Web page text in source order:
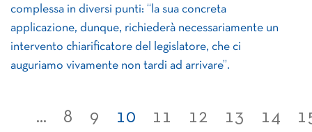
complessa in diversi punti: “la sua concreta
applicazione, dunque, richiederà necessariamente un
intervento chiarificatore del legislatore, che ci
auguriamo vivamente non tardi ad arrivare”.
... 8 9 10 11 12 13 14